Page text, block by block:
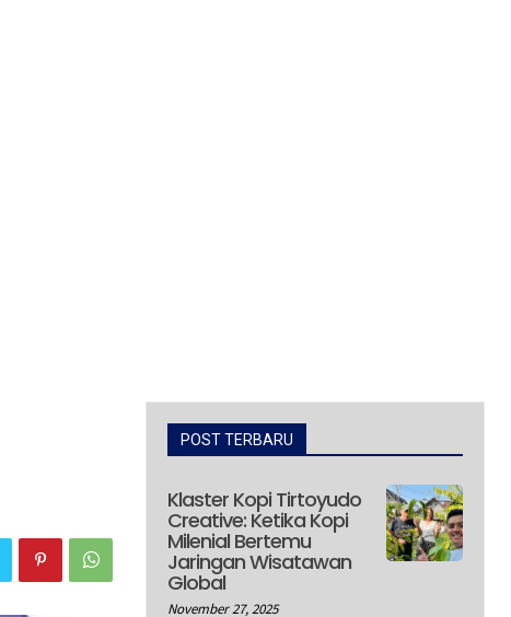
POST TERBARU
Klaster Kopi Tirtoyudo
Creative: Ketika Kopi
Milenial Bertemu
Jaringan Wisatawan
Global
November 27, 2025